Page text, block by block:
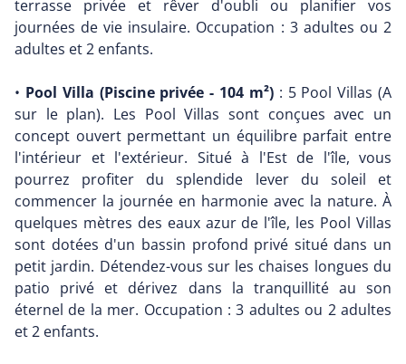
terrasse privée et rêver d'oubli ou planifier vos
journées de vie insulaire. Occupation : 3 adultes ou 2
adultes et 2 enfants.
• Pool Villa (Piscine privée - 104 m²) : 5 Pool Villas (A
sur le plan). Les Pool Villas sont conçues avec un
concept ouvert permettant un équilibre parfait entre
l'intérieur et l'extérieur. Situé à l'Est de l'île, vous
pourrez profiter du splendide lever du soleil et
commencer la journée en harmonie avec la nature. À
quelques mètres des eaux azur de l'île, les Pool Villas
sont dotées d'un bassin profond privé situé dans un
petit jardin. Détendez-vous sur les chaises longues du
patio privé et dérivez dans la tranquillité au son
éternel de la mer. Occupation : 3 adultes ou 2 adultes
et 2 enfants.